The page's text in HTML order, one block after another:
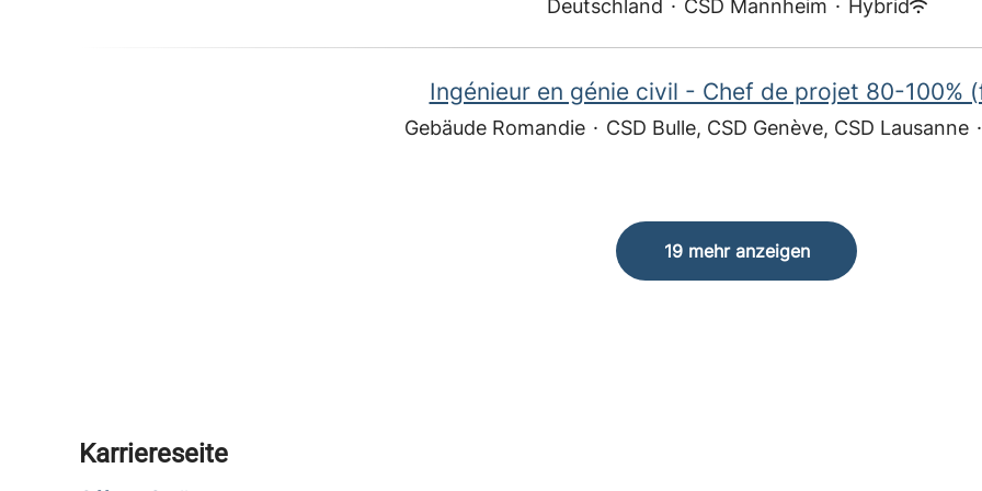
Deutschland · CSD Mannheim · Hybrid
Ingénieur en génie civil - Chef de projet 80-100%
Gebäude Romandie · CSD Bulle, CSD Genève, CSD Lausanne ·
19 mehr anzeigen
Karriereseite